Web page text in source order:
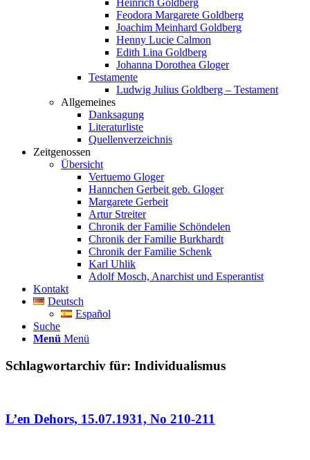
Heinrich Goldberg
Feodora Margarete Goldberg
Joachim Meinhard Goldberg
Henny Lucie Calmon
Edith Lina Goldberg
Johanna Dorothea Gloger
Testamente
Ludwig Julius Goldberg – Testament
Allgemeines
Danksagung
Literaturliste
Quellenverzeichnis
Zeitgenossen
Übersicht
Vertuemo Gloger
Hannchen Gerbeit geb. Gloger
Margarete Gerbeit
Artur Streiter
Chronik der Familie Schöndelen
Chronik der Familie Burkhardt
Chronik der Familie Schenk
Karl Uhlik
Adolf Mosch, Anarchist und Esperantist
Kontakt
Deutsch
Español
Suche
Menü Menü
Schlagwortarchiv für: Individualismus
L’en Dehors, 15.07.1931, No 210-211